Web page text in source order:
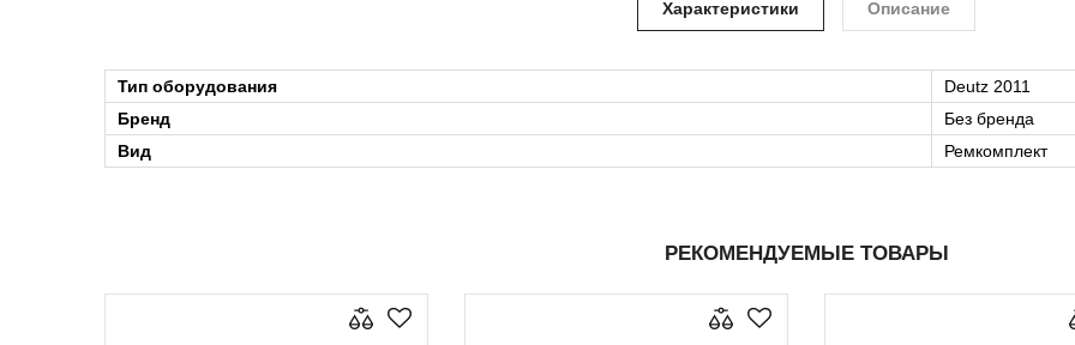
Характеристики Описание
Тип оборудования
Deutz 2011
Бренд
Без бренда
Вид
Ремкомплект
РЕКОМЕНДУЕМЫЕ ТОВАРЫ